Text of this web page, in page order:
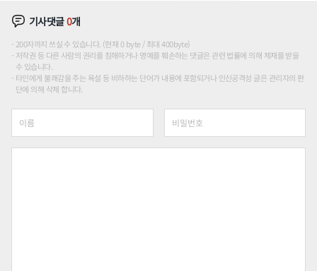
기사댓글0개
200자까지 쓰실 수 있습니다. (현재 0 byte / 최대 400byte)
저작권 등 다른 사람의 권리를 침해하거나 명예를 훼손하는 댓글은 관련 법률에 의해 제재를 받을
수 있습니다.
타인에게 불쾌감을 주는 욕설 등 비하하는 단어가 내용에 포함되거나 인신공격성 글은 관리자의 판
단에 의해 삭제 합니다.